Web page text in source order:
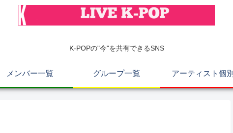
K-POPの"今"を共有できるSNS
メンバー一覧 グループ一覧 アーティスト個別